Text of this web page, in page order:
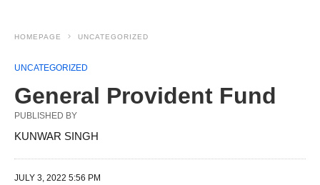
HOMEPAGE UNCATEGORIZED
UNCATEGORIZED
General Provident Fund
PUBLISHED BY
KUNWAR SINGH
JULY 3, 2022 5:56 PM